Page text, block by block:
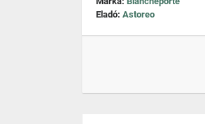
Eladó: Astoreo